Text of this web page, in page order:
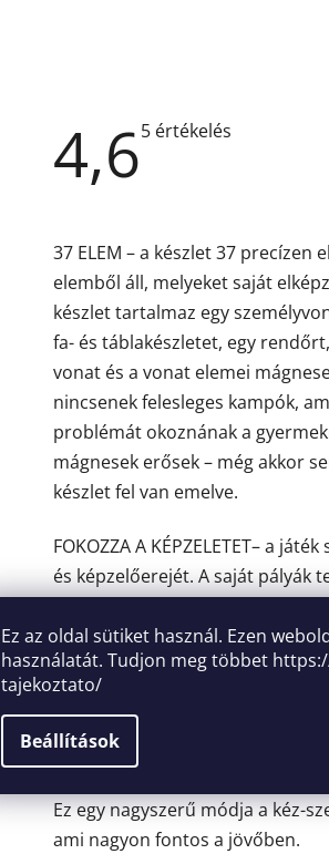
Ez az oldal sütiket használ. Ezen
használatát. Tudjon meg többet
tajekoztato/
Beállítások
4,6A
csillag.
5 értékelés
37 ELEM – a készlet 37
elemből áll, melyeket saját
készlet tartalmaz egy
fa- és táblakészletet, egy
vonat és a vonat elemei
nincsenek felesleges kampók,
problémát okoznának a
mágnesek erősek – még akkor
készlet fel van emelve.
FOKOZZA A KÉPZELETET– a
és képzelőerejét. A saját pályák
létrehozása mindenki számára
készített pályák tesztelése
lesz.
FEJLESZTÉS - a pálya nem csak
Ez egy nagyszerű módja a kéz-
ami nagyon fontos a jövőben.